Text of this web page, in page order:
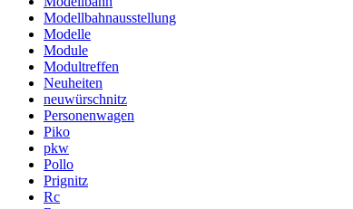
Modellbahnausstellung
Modelle
Module
Modultreffen
Neuheiten
neuwürschnitz
Personenwagen
Piko
pkw
Pollo
Prignitz
Rc